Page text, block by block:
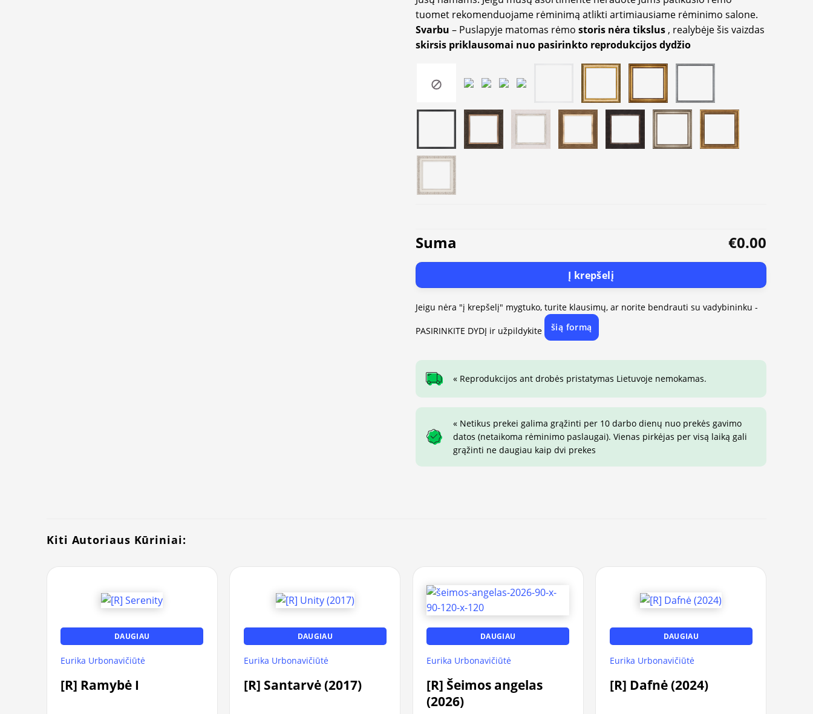
tuomet rekomenduojame rėminimą atlikti artimiausiame rėminimo salone.
Svarbu – Puslapyje matomas rėmo storis nėra tikslus , realybėje šis vaizdas
skirsis priklausomai nuo pasirinkto reprodukcijos dydžio
Suma €0.00
Į krepšelį
Jeigu nėra "į krepšelį" mygtuko, turite klausimų, ar norite bendrauti su vadybininku -
PASIRINKITE DYDĮ ir užpildykite šią formą
« Reprodukcijos ant drobės pristatymas Lietuvoje nemokamas.
« Netikus prekei galima grąžinti per 10 darbo dienų nuo prekės gavimo
datos (netaikoma rėminimo paslaugai). Vienas pirkėjas per visą laiką gali
grąžinti ne daugiau kaip dvi prekes
Kiti Autoriaus Kūriniai:
DAUGIAU
Eurika Urbonavičiūtė
[R] Ramybė I
DAUGIAU
Eurika Urbonavičiūtė
[R] Santarvė (2017)
DAUGIAU
Eurika Urbonavičiūtė
[R] Šeimos angelas
(2026)
DAUGIAU
Eurika Urbonavičiūtė
[R] Dafnė (2024)